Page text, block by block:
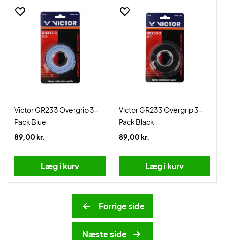
Victor GR233 Overgrip 3-
Pack Blue
89,00 kr.
Læg i kurv
Victor GR233 Overgrip 3-
Pack Black
89,00 kr.
Læg i kurv
Forrige side
Næste side